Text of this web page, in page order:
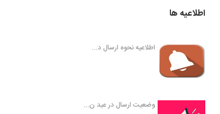
اطلاعیه ها
اطلاعیه نحوه ارسال د...
وضعیت ارسال در عید ن...